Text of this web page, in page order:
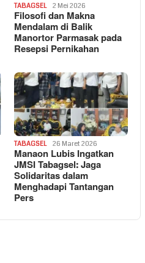
TABAGSEL 2 Mei 2026
Filosofi dan Makna
Mendalam di Balik
Manortor Parmasak pada
Resepsi Pernikahan
TABAGSEL 26 Maret 2026
Manaon Lubis Ingatkan
JMSI Tabagsel: Jaga
Solidaritas dalam
Menghadapi Tantangan
Pers